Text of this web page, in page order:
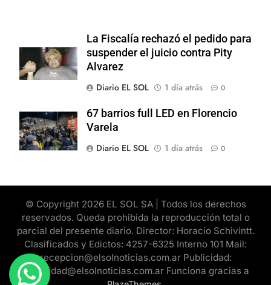
La Fiscalía rechazó el pedido para
suspender el juicio contra Pity
Alvarez
Diario EL SOL
1 día atrás 0
67 barrios full LED en Florencio
Varela
Diario EL SOL
1 día atrás 0
© Copyright 2026 EL SOL SA | Todos los derechos
reservados. Queda prohibida la reproducción total o
parcial del presente diario. Director: Horacio Schivintt.
Clasificados y Edictos: 4257-6325 Interno 101 Mail:
recepcion@elsolnoticias.com.ar Publicidad:
publicidad@elsolnoticias.com.ar Funciona gracias a